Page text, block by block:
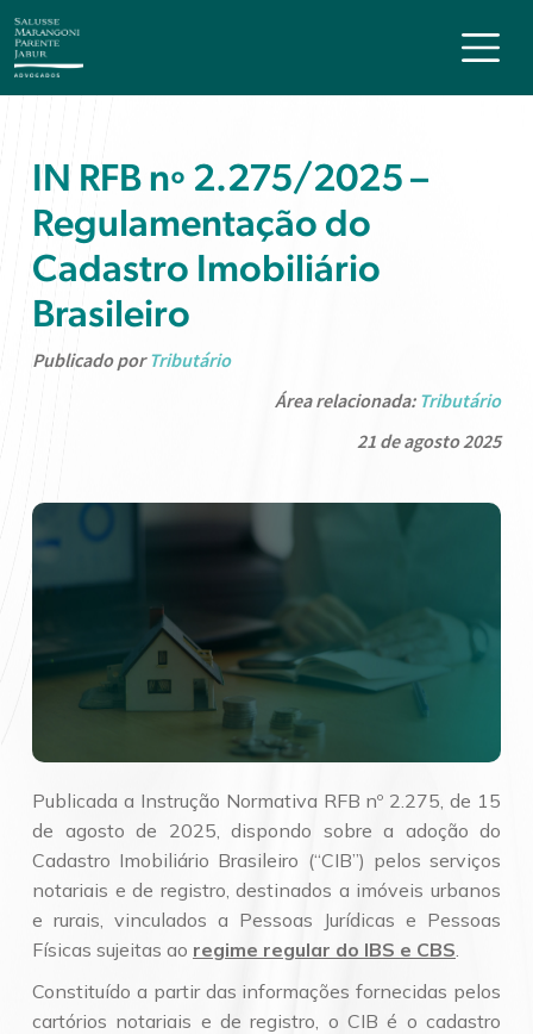
IN RFB nº 2.275/2025 –
Regulamentação do
Cadastro Imobiliário
Brasileiro
Publicado porTributário
Área relacionada: Tributário
21 de agosto 2025
Publicada a Instrução Normativa RFB nº 2.275, de 15
de agosto de 2025, dispondo sobre a adoção do
Cadastro Imobiliário Brasileiro (“CIB”) pelos serviços
notariais e de registro, destinados a imóveis urbanos
e rurais, vinculados a Pessoas Jurídicas e Pessoas
Físicas sujeitas ao regime regular do IBS e CBS
Constituído a partir das informações fornecidas pelos
cartórios notariais e de registro, o CIB é o cadastro